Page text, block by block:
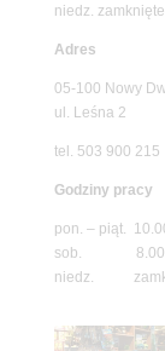
niedz. zamknięte
Adres
05-100 Nowy
ul. Leśna 2
tel. 503 900 215
Godziny pracy
pon. – piąt.
sob. 8.00 –
niedz.